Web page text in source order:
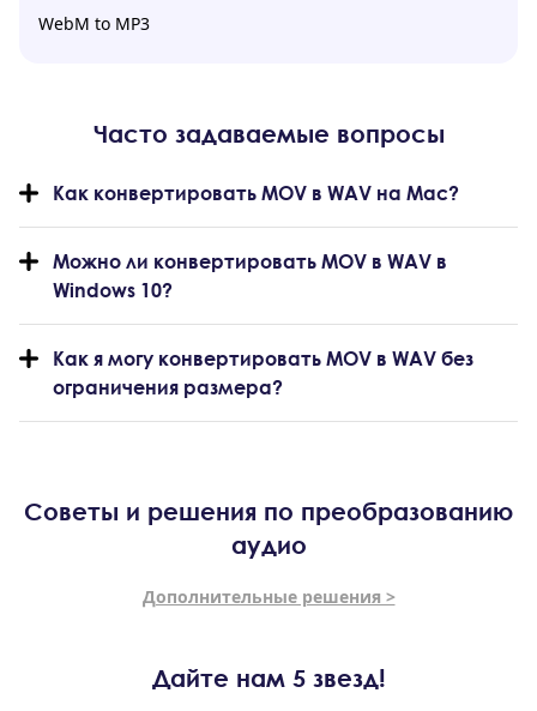
WebM to MP3
Часто задаваемые вопросы
Как конвертировать MOV в WAV на Mac?
Можно ли конвертировать MOV в WAV в
Windows 10?
Как я могу конвертировать MOV в WAV без
ограничения размера?
Советы и решения по преобразованию
аудио
Дополнительные решения >
Дайте нам 5 звезд!